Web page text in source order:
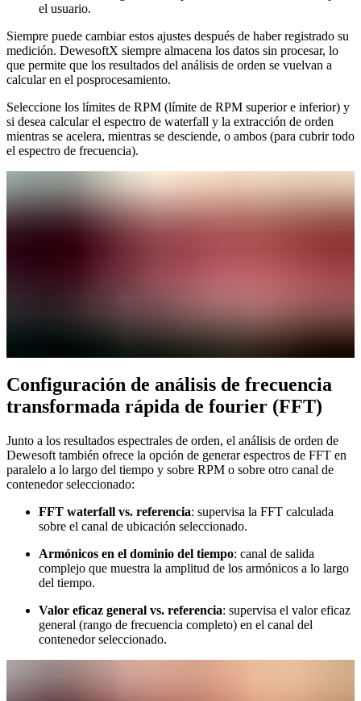
el usuario.
Siempre puede cambiar estos ajustes después de haber registrado su
medición. DewesoftX siempre almacena los datos sin procesar, lo
que permite que los resultados del análisis de orden se vuelvan a
calcular en el posprocesamiento.
Seleccione los límites de RPM (límite de RPM superior e inferior) y
si desea calcular el espectro de waterfall y la extracción de orden
mientras se acelera, mientras se desciende, o ambos (para cubrir todo
el espectro de frecuencia).
Configuración de análisis de frecuencia
transformada rápida de fourier (FFT)
Junto a los resultados espectrales de orden, el análisis de orden de
Dewesoft también ofrece la opción de generar espectros de FFT en
paralelo a lo largo del tiempo y sobre RPM o sobre otro canal de
contenedor seleccionado:
FFT waterfall vs. referencia: supervisa la FFT calculada
sobre el canal de ubicación seleccionado.
Armónicos en el dominio del tiempo: canal de salida
complejo que muestra la amplitud de los armónicos a lo largo
del tiempo.
Valor eficaz general vs. referencia: supervisa el valor eficaz
general (rango de frecuencia completo) en el canal del
contenedor seleccionado.